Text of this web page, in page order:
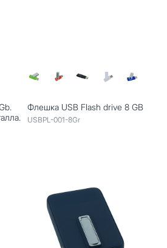
Флешка USB Flash drive 8 GB
USBPL-001-8Gr